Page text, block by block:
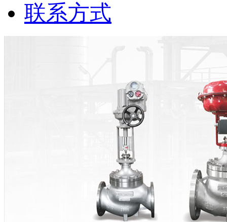
联系方式